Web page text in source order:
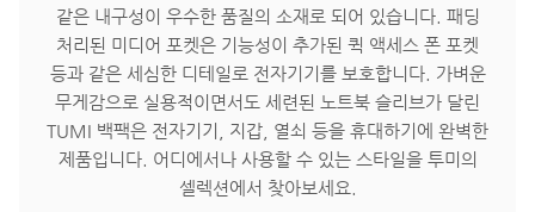
같은 내구성이 우수한 품질의 소재로 되어 있습니다. 패딩
처리된 미디어 포켓은 기능성이 추가된 퀵 액세스 폰 포켓
등과 같은 세심한 디테일로 전자기기를 보호합니다. 가벼운
무게감으로 실용적이면서도 세련된 노트북 슬리브가 달린
TUMI 백팩은 전자기기, 지갑, 열쇠 등을 휴대하기에 완벽한
제품입니다. 어디에서나 사용할 수 있는 스타일을 투미의
셀렉션에서 찾아보세요.